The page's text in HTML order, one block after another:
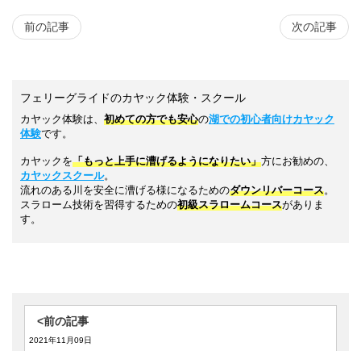
前の記事 次の記事
フェリーグライドのカヤック体験・スクール
カヤック体験は、 初めての方でも安心の湖での初心者向けカヤック
体験です。
カヤックを「もっと上手に漕げるようになりたい」方にお勧めの、
カヤックスクール。
流れのある川を安全に漕げる様になるためのダウンリバーコース。
スラローム技術を習得するための初級スラロームコースがありま
す。
<前の記事
2021年11月09日